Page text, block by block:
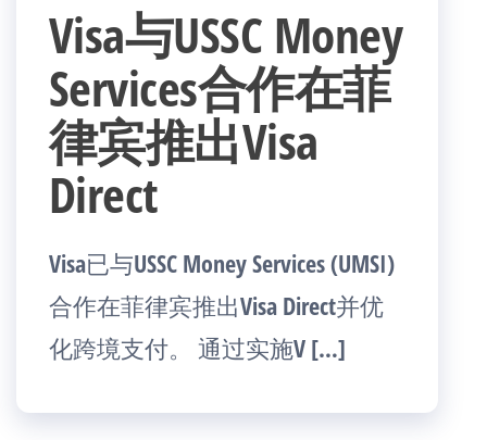
Visa与USSC Money
Services合作在菲
律宾推出Visa
Direct
Visa已与USSC Money Services (UMSI)
合作在菲律宾推出Visa Direct并优
化跨境支付。 通过实施V […]